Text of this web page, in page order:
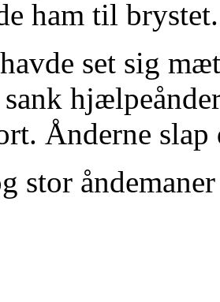
ham til
set sig
Ånderne
stor